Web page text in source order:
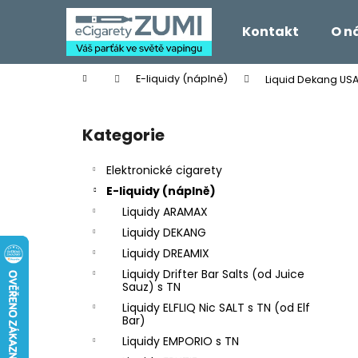
Kontakt O
Domů E-liquidy (náplně) Liquid Dekang
Přeskočit
kategorie
Kategorie
Elektronické cigarety
E-liquidy (náplně)
Liquidy ARAMAX
Liquidy DEKANG
Liquidy DREAMIX
Liquidy Drifter Bar Salts (od Juice
Sauz) s TN
Liquidy ELFLIQ Nic SALT s TN (od Elf
Bar)
Liquidy EMPORIO s TN
í
Zpět
do
Zpět
do